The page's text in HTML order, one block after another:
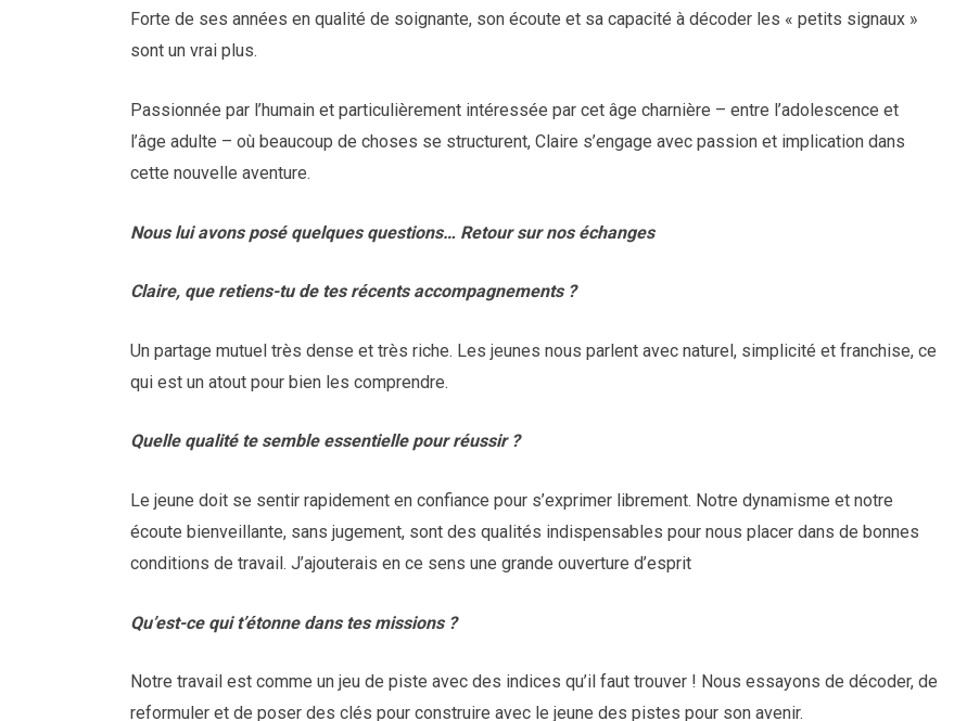
Forte de ses années en qualité de soignante, son écoute et sa capacité à décoder les « petits signaux »
sont un vrai plus.
Passionnée par l’humain et particulièrement intéressée par cet âge charnière – entre l’adolescence et
l’âge adulte – où beaucoup de choses se structurent, Claire s’engage avec passion et implication dans
cette nouvelle aventure.
Nous lui avons posé quelques questions… Retour sur nos échanges
Claire, que retiens-tu de tes récents accompagnements ?
Un partage mutuel très dense et très riche. Les jeunes nous parlent avec naturel, simplicité et franchise, ce
qui est un atout pour bien les comprendre.
Quelle qualité te semble essentielle pour réussir ?
Le jeune doit se sentir rapidement en confiance pour s’exprimer librement. Notre dynamisme et notre
écoute bienveillante, sans jugement, sont des qualités indispensables pour nous placer dans de bonnes
conditions de travail. J’ajouterais en ce sens une grande ouverture d’esprit
Qu’est-ce qui t’étonne dans tes missions ?
Notre travail est comme un jeu de piste avec des indices qu’il faut trouver ! Nous essayons de décoder, de
reformuler et de poser des clés pour construire avec le jeune des pistes pour son avenir.